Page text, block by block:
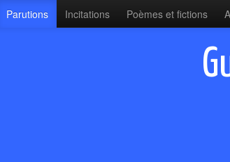
Parutions Incitations Poèmes et fictions